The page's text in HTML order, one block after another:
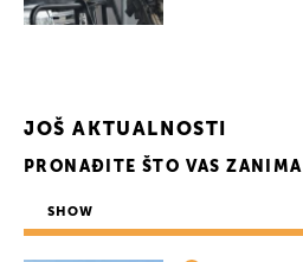
JOŠ AKTUALNOSTI
PRONAĐITE ŠTO VAS ZANIMA
SHOW